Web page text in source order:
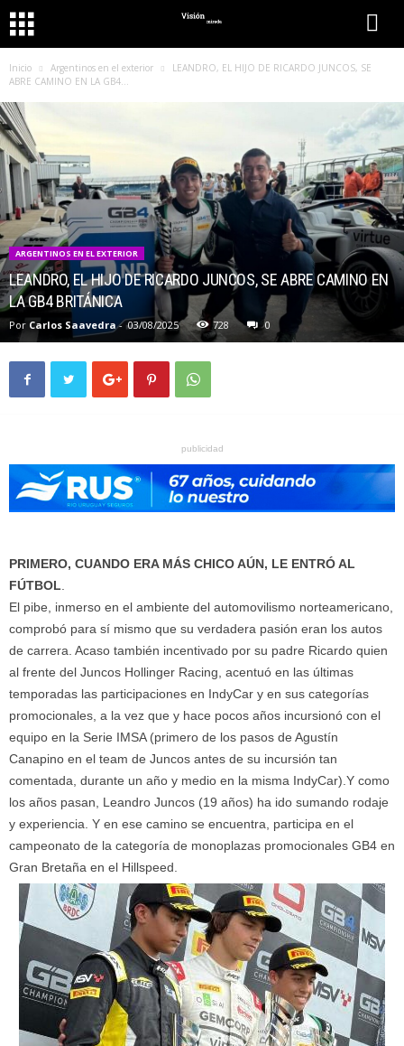
Inicio Argentinos en el exterior
LEANDRO, EL HIJO DE RICARDO JUNCOS, SE
ABRE CAMINO EN LA GB4...
ARGENTINOS EN EL EXTERIOR
LEANDRO, EL HIJO DE RICARDO JUNCOS, SE ABRE CAMINO EN
LA GB4 BRITÁNICA
Por Carlos Saavedra- 03/08/2025 728 0
publicidad
PRIMERO, CUANDO ERA MÁS CHICO AÚN, LE ENTRÓ AL
FÚTBOL.
El pibe, inmerso en el ambiente del automovilismo norteamericano,
comprobó para sí mismo que su verdadera pasión eran los autos
de carrera. Acaso también incentivado por su padre Ricardo quien
al frente del Juncos Hollinger Racing, acentuó en las últimas
temporadas las participaciones en IndyCar y en sus categorías
promocionales, a la vez que y hace pocos años incursionó con el
equipo en la Serie IMSA (primero de los pasos de Agustín
Canapino en el team de Juncos antes de su incursión tan
comentada, durante un año y medio en la misma IndyCar).Y como
los años pasan, Leandro Juncos (19 años) ha ido sumando rodaje
y experiencia. Y en ese camino se encuentra, participa en el
campeonato de la categoría de monoplazas promocionales GB4 en
Gran Bretaña en el Hillspeed.